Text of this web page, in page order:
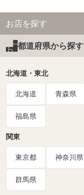
お店を探す
都道府県から探す
北海道・東北
北海道 青森県
福島県
関東
東京都 神奈川県
群馬県